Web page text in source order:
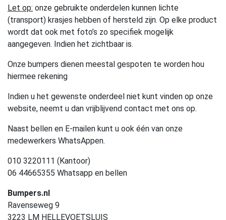
Let op: onze gebruikte onderdelen kunnen lichte
(transport) krasjes hebben of hersteld zijn. Op elke product
wordt dat ook met foto’s zo specifiek mogelijk
aangegeven. Indien het zichtbaar is.
Onze bumpers dienen meestal gespoten te worden hou
hiermee rekening
Indien u het gewenste onderdeel niet kunt vinden op onze
website, neemt u dan vrijblijvend contact met ons op.
Naast bellen en E-mailen kunt u ook één van onze
medewerkers WhatsAppen.
010 3220111 (Kantoor)
06 44665355 Whatsapp en bellen
Bumpers.nl
Ravenseweg 9
3223 LM HELLEVOETSLUIS